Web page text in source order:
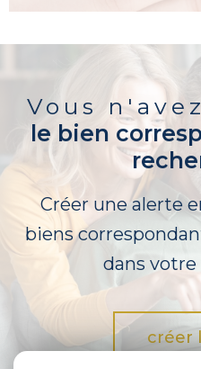
Vous
le bien
Créer une alerte
biens
dans
créer